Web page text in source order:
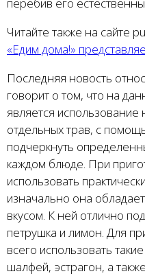
перебив его
Читайте также на сайте
«Едим дома!»
Последняя новость
говорит о том, что на
является использование
отдельных трав, с
подчеркнуть
каждом блюде. При
использовать
изначально она
вкусом. К ней отлично
петрушка и лимон. Для
всего использовать
шалфей, эстрагон, а